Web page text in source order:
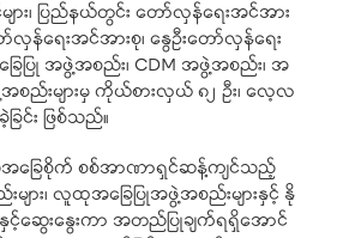
း၊ ပြည်နယ်တွင်း တော်လှန်ရေးအင်အား
လှန်ရေးအင်အားစု၊ နွေဦးတော်လှန်ရေး
ေပြု အဖွဲ့အစည်း၊ CDM အဖွဲ့အစည်း၊ အ
ည်းများမှ ကိုယ်စားလှယ် ၈၂ ဦး၊ လေ့လ
ြင်း ဖြစ်သည်။
အခြေစိုက် စစ်အာဏာရှင်ဆန့်ကျင်သည့်
ား၊ လူထုအခြေပြုအဖွဲ့အစည်းများနှင့် နို
နှင့်ဆွေးနွေးကာ အတည်ပြုချက်ရရှိအောင်